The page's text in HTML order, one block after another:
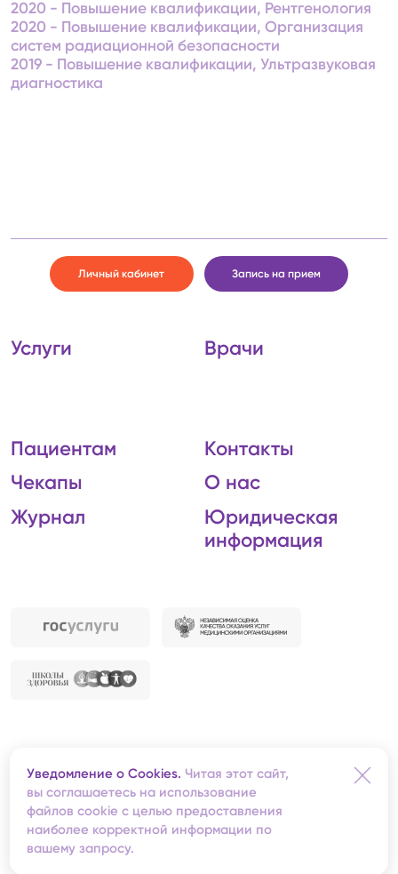
2020 - Повышение квалификации, Рентгенология
2020 - Повышение квалификации, Организация
систем радиационной безопасности
2019 - Повышение квалификации, Ультразвуковая
диагностика
Личный кабинет Запись на прием
Услуги Врачи
Пациентам
Чекапы
Журнал
Контакты
О нас
Юридическая
информация
Автономная некоммерческая организация
«Центральная клиническая медико-санитарная
часть»
— создание сайта
Уведомление о Cookies. Читая этот сайт,
вы соглашаетесь на использование
файлов cookie с целью предоставления
наиболее корректной информации по
вашему запросу.